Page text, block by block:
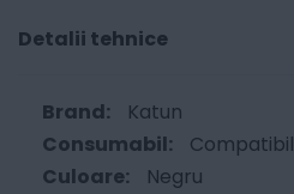
Detalii tehnice
Katun
Compatibil
Negru